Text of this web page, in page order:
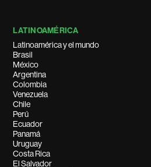
LATINOAMÉRICA
Latinoamérica y el mundo
Brasil
México
Argentina
Colombia
Venezuela
Chile
Perú
Ecuador
Panamá
Uruguay
Costa Rica
El Salvador